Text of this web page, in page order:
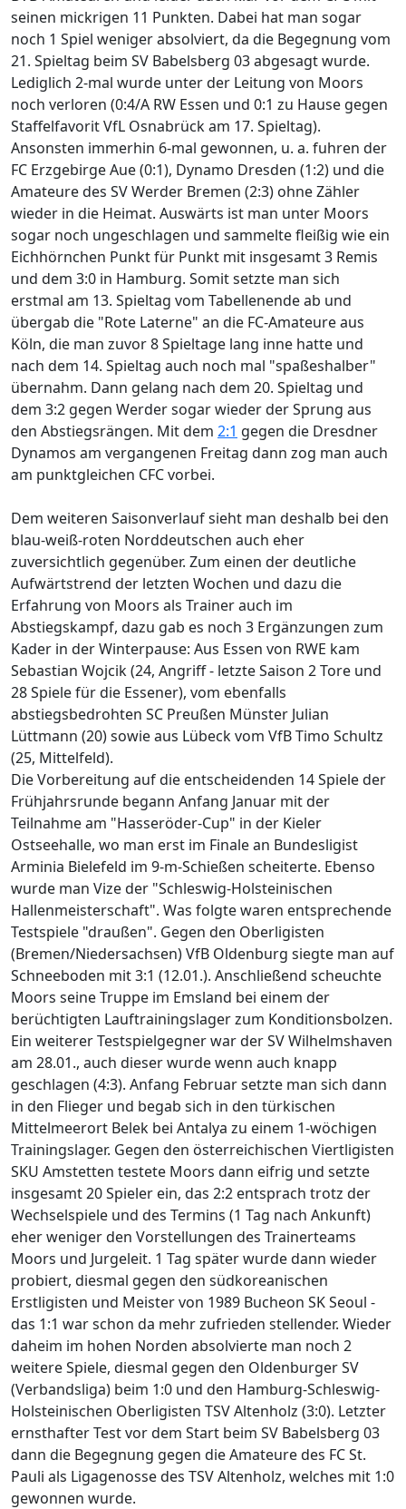
seinen mickrigen 11 Punkten. Dabei hat man sogar
noch 1 Spiel weniger absolviert, da die Begegnung vom
21. Spieltag beim SV Babelsberg 03 abgesagt wurde.
Lediglich 2-mal wurde unter der Leitung von Moors
noch verloren (0:4/A RW Essen und 0:1 zu Hause gegen
Staffelfavorit VfL Osnabrück am 17. Spieltag).
Ansonsten immerhin 6-mal gewonnen, u. a. fuhren der
FC Erzgebirge Aue (0:1), Dynamo Dresden (1:2) und die
Amateure des SV Werder Bremen (2:3) ohne Zähler
wieder in die Heimat. Auswärts ist man unter Moors
sogar noch ungeschlagen und sammelte fleißig wie ein
Eichhörnchen Punkt für Punkt mit insgesamt 3 Remis
und dem 3:0 in Hamburg. Somit setzte man sich
erstmal am 13. Spieltag vom Tabellenende ab und
übergab die "Rote Laterne" an die FC-Amateure aus
Köln, die man zuvor 8 Spieltage lang inne hatte und
nach dem 14. Spieltag auch noch mal "spaßeshalber"
übernahm. Dann gelang nach dem 20. Spieltag und
dem 3:2 gegen Werder sogar wieder der Sprung aus
den Abstiegsrängen. Mit dem 2:1 gegen die Dresdner
Dynamos am vergangenen Freitag dann zog man auch
am punktgleichen CFC vorbei.
Dem weiteren Saisonverlauf sieht man deshalb bei den
blau-weiß-roten Norddeutschen auch eher
zuversichtlich gegenüber. Zum einen der deutliche
Aufwärtstrend der letzten Wochen und dazu die
Erfahrung von Moors als Trainer auch im
Abstiegskampf, dazu gab es noch 3 Ergänzungen zum
Kader in der Winterpause: Aus Essen von RWE kam
Sebastian Wojcik (24, Angriff - letzte Saison 2 Tore und
28 Spiele für die Essener), vom ebenfalls
abstiegsbedrohten SC Preußen Münster Julian
Lüttmann (20) sowie aus Lübeck vom VfB Timo Schultz
(25, Mittelfeld).
Die Vorbereitung auf die entscheidenden 14 Spiele der
Frühjahrsrunde begann Anfang Januar mit der
Teilnahme am "Hasseröder-Cup" in der Kieler
Ostseehalle, wo man erst im Finale an Bundesligist
Arminia Bielefeld im 9-m-Schießen scheiterte. Ebenso
wurde man Vize der "Schleswig-Holsteinischen
Hallenmeisterschaft". Was folgte waren entsprechende
Testspiele "draußen". Gegen den Oberligisten
(Bremen/Niedersachsen) VfB Oldenburg siegte man auf
Schneeboden mit 3:1 (12.01.). Anschließend scheuchte
Moors seine Truppe im Emsland bei einem der
berüchtigten Lauftrainingslager zum Konditionsbolzen.
Ein weiterer Testspielgegner war der SV Wilhelmshaven
am 28.01., auch dieser wurde wenn auch knapp
geschlagen (4:3). Anfang Februar setzte man sich dann
in den Flieger und begab sich in den türkischen
Mittelmeerort Belek bei Antalya zu einem 1-wöchigen
Trainingslager. Gegen den österreichischen Viertligisten
SKU Amstetten testete Moors dann eifrig und setzte
insgesamt 20 Spieler ein, das 2:2 entsprach trotz der
Wechselspiele und des Termins (1 Tag nach Ankunft)
eher weniger den Vorstellungen des Trainerteams
Moors und Jurgeleit. 1 Tag später wurde dann wieder
probiert, diesmal gegen den südkoreanischen
Erstligisten und Meister von 1989 Bucheon SK Seoul -
das 1:1 war schon da mehr zufrieden stellender. Wieder
daheim im hohen Norden absolvierte man noch 2
weitere Spiele, diesmal gegen den Oldenburger SV
(Verbandsliga) beim 1:0 und den Hamburg-Schleswig-
Holsteinischen Oberligisten TSV Altenholz (3:0). Letzter
ernsthafter Test vor dem Start beim SV Babelsberg 03
dann die Begegnung gegen die Amateure des FC St.
Pauli als Ligagenosse des TSV Altenholz, welches mit 1:0
gewonnen wurde.